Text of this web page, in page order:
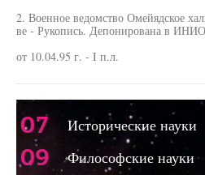
2. Военное ведомство Омейядское
ве - Рукопись. Депонирована в
от 10.04.95 г. - I п.л.
07 Исторические науки
09 Философские науки